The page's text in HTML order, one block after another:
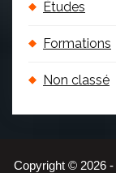
Études
Formations
Non classé
Copyright © 2026 -